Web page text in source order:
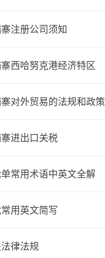
注册公司须知
西哈努克港经济特区
对外贸易的法规和政策
进出口关税
常用术语中英文全解
用英文简写
律法规